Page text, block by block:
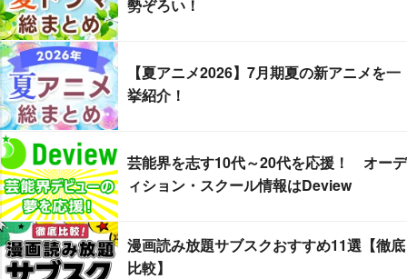
勢ぞろい！
【夏アニメ2026】7月期夏の新アニメを一
挙紹介！
芸能界を志す10代～20代を応援！ オーデ
ィション・スクール情報はDeview
漫画読み放題サブスクおすすめ11選【徹底
比較】